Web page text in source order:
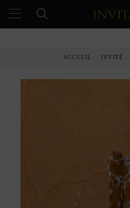
ACCUEIL INVITÉ